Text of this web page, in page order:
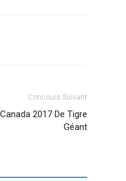
Concours Suivant
2017 De Tigre
Géant